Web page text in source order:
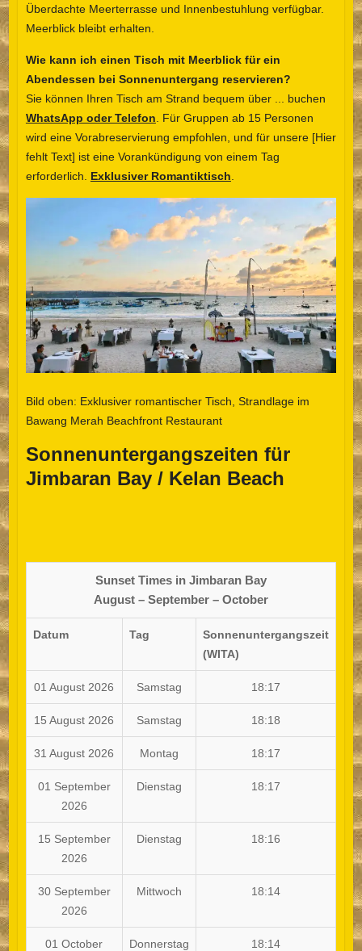
Überdachte Meerterrasse und Innenbestuhlung verfügbar.
Meerblick bleibt erhalten.
Wie kann ich einen Tisch mit Meerblick für ein
Abendessen bei Sonnenuntergang reservieren?
Sie können Ihren Tisch am Strand bequem über ... buchen
WhatsApp oder Telefon . Für Gruppen ab 15 Personen
wird eine Vorabreservierung empfohlen, und für unsere [Hier
fehlt Text] ist eine Vorankündigung von einem Tag
erforderlich. Exklusiver Romantiktisch
Bild oben: Exklusiver romantischer Tisch, Strandlage im
Bawang Merah Beachfront Restaurant
Sonnenuntergangszeiten für
Jimbaran Bay / Kelan Beach
Sunset Times in Jimbaran Bay
August – September – October
Datum Tag
Sonnenuntergangszeit
(WITA)
01 August 2026 Samstag 18:17
15 August 2026 Samstag 18:18
31 August 2026 Montag 18:17
01 September
2026
Dienstag 18:17
15 September
2026
Dienstag 18:16
30 September
2026
Mittwoch 18:14
01 October
Donnerstag 18:14